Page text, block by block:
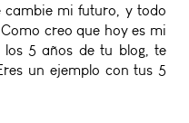
cambie mi futuro, y todo
creo que hoy es mi
5 años de tu blog, te
un ejemplo con tus 5